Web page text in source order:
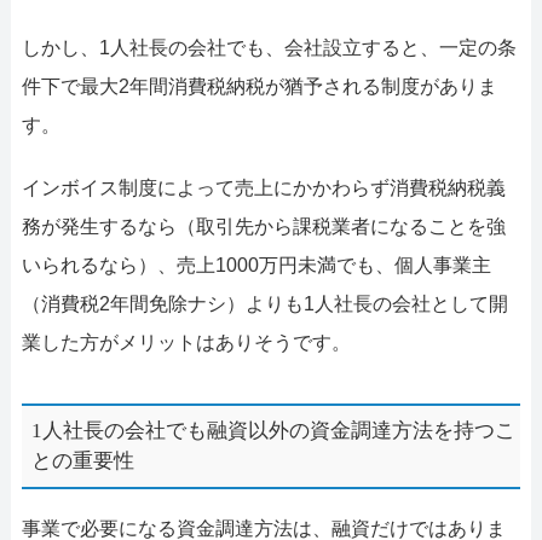
しかし、1人社長の会社でも、会社設立すると、一定の条
件下で最大2年間消費税納税が猶予される制度がありま
す。
インボイス制度によって売上にかかわらず消費税納税義
務が発生するなら（取引先から課税業者になることを強
いられるなら）、売上1000万円未満でも、個人事業主
（消費税2年間免除ナシ）よりも1人社長の会社として開
業した方がメリットはありそうです。
1人社長の会社でも融資以外の資金調達方法を持つこ
との重要性
事業で必要になる資金調達方法は、融資だけではありま